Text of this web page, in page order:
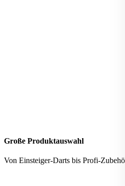
Große Produktauswahl
Von Einsteiger-Darts bis Profi-